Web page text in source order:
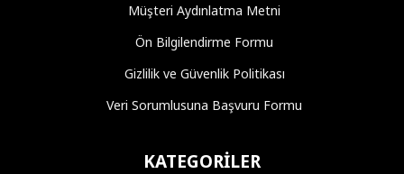
Müşteri Aydınlatma Metni
Ön Bilgilendirme Formu
Gizlilik ve Güvenlik Politikası
Veri Sorumlusuna Başvuru Formu
KATEGORILER